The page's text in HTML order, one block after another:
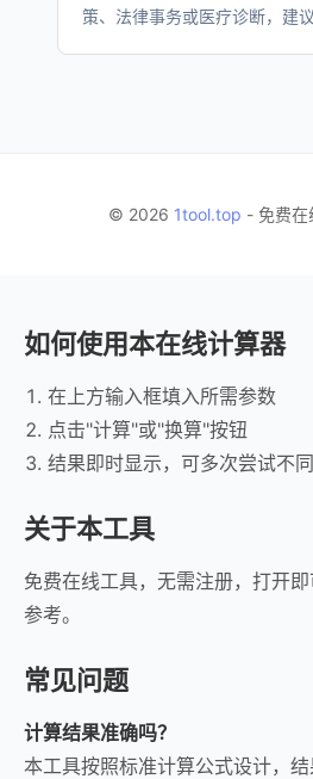
策、法律事务或医疗诊断，建
© 2026 1tool.top - 免费在
如何使用本在线计算器
在上方输入框填入所需参数
点击"计算"或"换算"按钮
结果即时显示，可多次尝试不
关于本工具
免费在线工具，无需注册，打开
参考。
常见问题
计算结果准确吗？
本工具按照标准计算公式设计，